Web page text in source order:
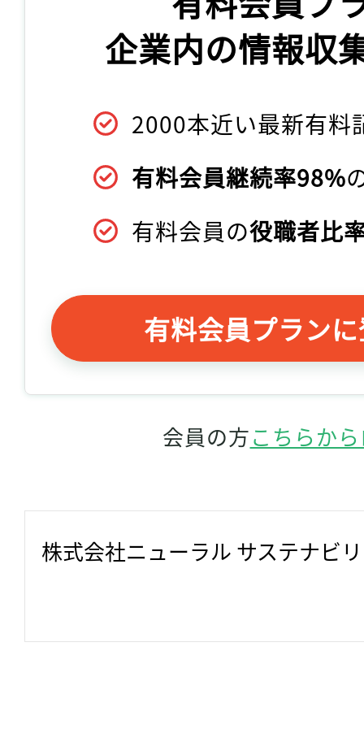
企業内の情報収
2000本近い最新有料
有料会員継続率98%
有料会員の役職者比
有料会員プラン
会員の方こちらか
株式会社ニューラル サステナビ